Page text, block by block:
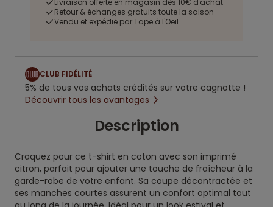
Livraison offerte en magasin dès 10€ d'achat
Retour & échanges gratuits toute la saison
Vendu et expédié par Tape à l'Oeil
CLUB FIDÉLITÉ
5% de tous vos achats crédités sur votre cagnotte !
Découvrir tous les avantages
Description
Craquez pour ce t-shirt en coton avec son imprimé
citron, parfait pour ajouter une touche de fraîcheur à la
garde-robe de votre enfant. Sa coupe décontractée et
ses manches courtes assurent un confort optimal tout